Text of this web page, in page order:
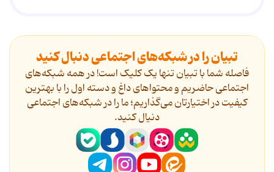
تبیان را در شبکه‌های اجتماعی دنبال کنید
فاصله شما با تبیان تنها یک کلیک است! در همه شبکه‌های
اجتماعی حاضریم و محتواهای داغ و دسته اول را با بهترین
کیفیت در اختیارتان می‌گذاریم؛ ما را در شبکه‌های اجتماعی
دنیال کنید.